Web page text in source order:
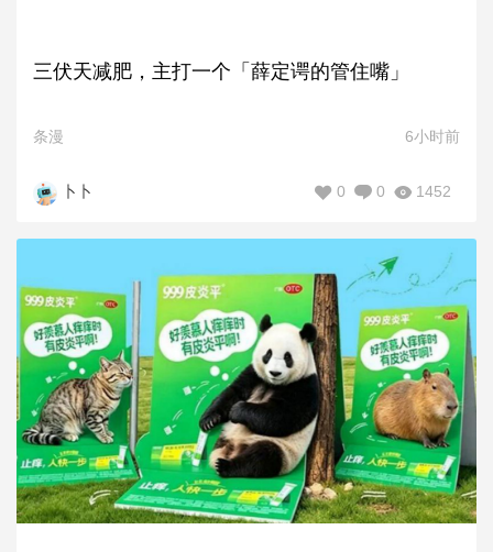
三伏天减肥，主打一个「薛定谔的管住嘴」
条漫 6小时前
卜卜 1452
0
0